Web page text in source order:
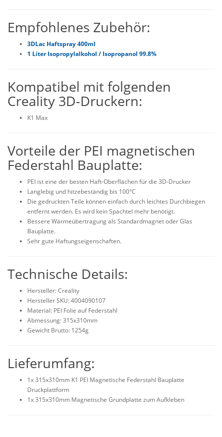
Empfohlenes Zubehör:
3DLac Haftspray 400ml
1 Liter Isopropylalkohol / Isopropanol 99.8%
Kompatibel mit folgenden
Creality 3D-Druckern:
K1 Max
Vorteile der PEI magnetischen
Federstahl Bauplatte:
PEI ist eine der besten Haft-Oberflächen für die 3D-Drucker
Langlebig und hitzebeständig bis 100°C
Die gedruckten Teile können einfach durch leichtes Durchbiegen
entfernt werden. Es wird kein Spachtel mehr benötigt.
Bessere Wärmeübertragung als Standardmagnet oder Glas
Bauplatte.
Sehr gute Haftungseigenschaften.
Technische Details:
Hersteller: Creality
Hersteller SKU: 4004090107
Material: PEI Folie auf Federstahl
Abmessung: 315x310mm
Gewicht Brutto: 1254g
Lieferumfang:
1x 315x310mm K1 PEI Magnetische Federstahl Bauplatte
Druckplattform
1x 315x310mm Magnetische Grundplatte zum Aufkleben